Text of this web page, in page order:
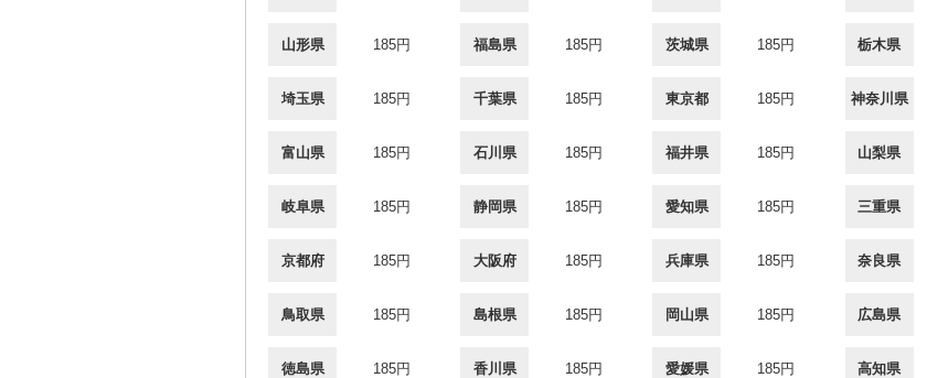
山形県 185円 福島県 185円 茨城県 185円 栃木県
埼玉県 185円 千葉県 185円 東京都 185円 神奈川県
富山県 185円 石川県 185円 福井県 185円 山梨県
岐阜県 185円 静岡県 185円 愛知県 185円 三重県
京都府 185円 大阪府 185円 兵庫県 185円 奈良県
鳥取県 185円 島根県 185円 岡山県 185円 広島県
徳島県 185円 香川県 185円 愛媛県 185円 高知県